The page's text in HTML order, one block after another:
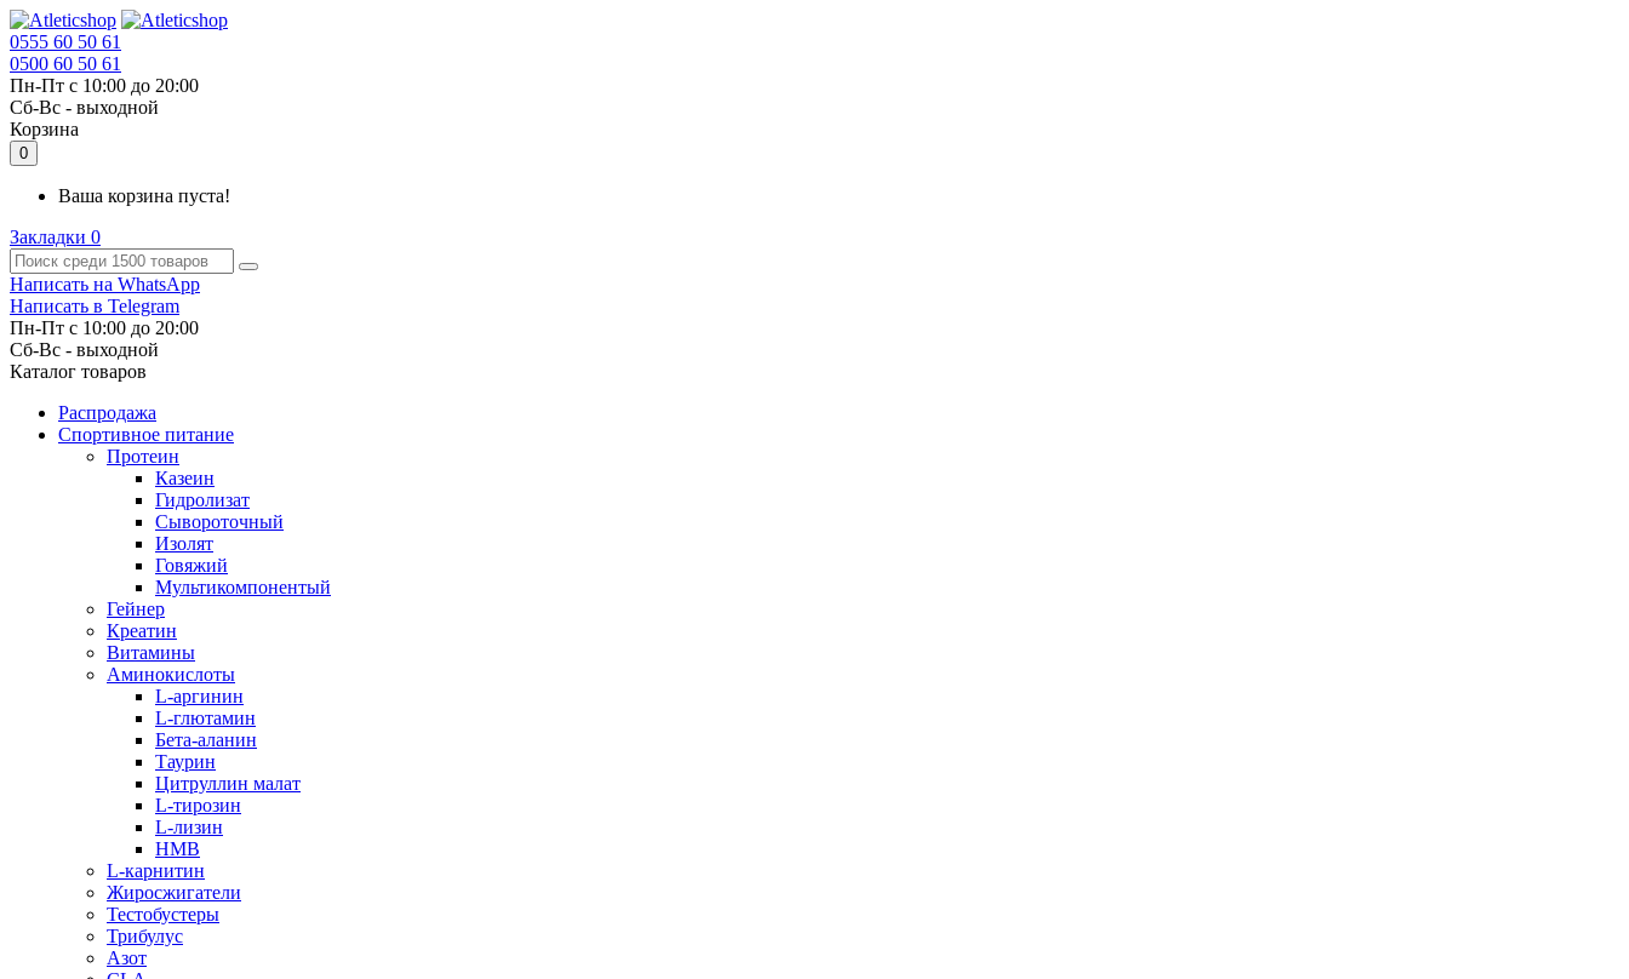
0555 60 50 61
0500 60 50 61
Пн-Пт с 10:00 до 20:00
Cб-Вс - выходной
Корзина
0
Ваша корзина пуста!
Закладки 0
Написать на WhatsApp
Написать в Telegram
Пн-Пт с 10:00 до 20:00
Cб-Вс - выходной
Каталог товаров
Распродажа
Спортивное питание
Протеин
Казеин
Гидролизат
Сывороточный
Изолят
Говяжий
Мультикомпонентый
Гейнер
Креатин
Витамины
Аминокислоты
L-аргинин
L-глютамин
Бета-аланин
Таурин
Цитруллин малат
L-тирозин
L-лизин
HMB
L-карнитин
Жиросжигатели
Тестобустеры
Трибулус
Азот